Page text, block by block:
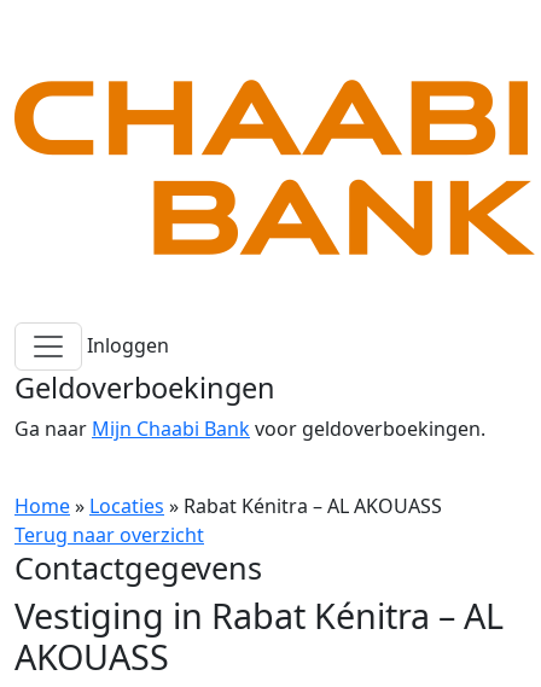
Inloggen
Geldoverboekingen
Ga naar Mijn Chaabi Bankvoor geldoverboekingen.
Home» Locaties » Rabat Kénitra – AL AKOUASS
Terug naar overzicht
Contactgegevens
Vestiging in Rabat Kénitra – AL
AKOUASS